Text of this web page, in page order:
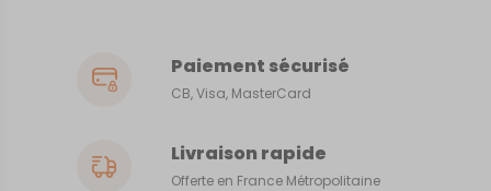
Paiement sécurisé
CB, Visa, MasterCard
Livraison rapide
Offerte en France Métropolitaine